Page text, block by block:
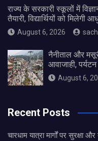
राज्य के सरकारी स्कूलों में
तैयारी, विद्यार्थियों को मिलेगी
August 6, 2026
नैनीताल और
आवाजाही,
August 6,
Recent Posts
चारधाम यात्रा मार्गों पर सुरक्षा